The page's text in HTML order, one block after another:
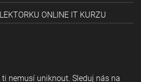
ONLINE IT KURZU
nemusí uniknout. Sleduj nás na